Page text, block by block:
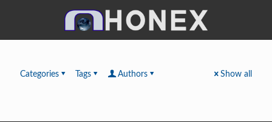
Categories Tags Authors Show all